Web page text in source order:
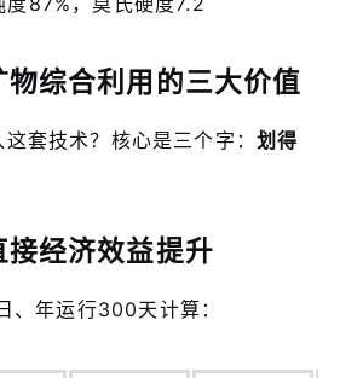
物综合利用的三大价值
套技术？核心是三个字： 划得
接经济效益提升
年运行300天计算：